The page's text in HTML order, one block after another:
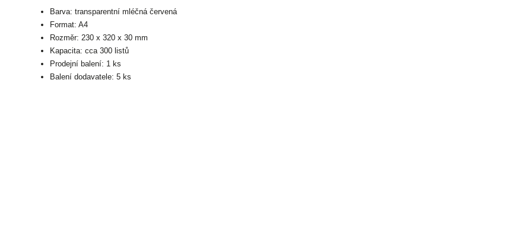
Barva: transparentní mléčná červená
Format: A4
Rozměr: 230 x 320 x 30 mm
Kapacita: cca 300 listů
Prodejní balení: 1 ks
Balení dodavatele: 5 ks